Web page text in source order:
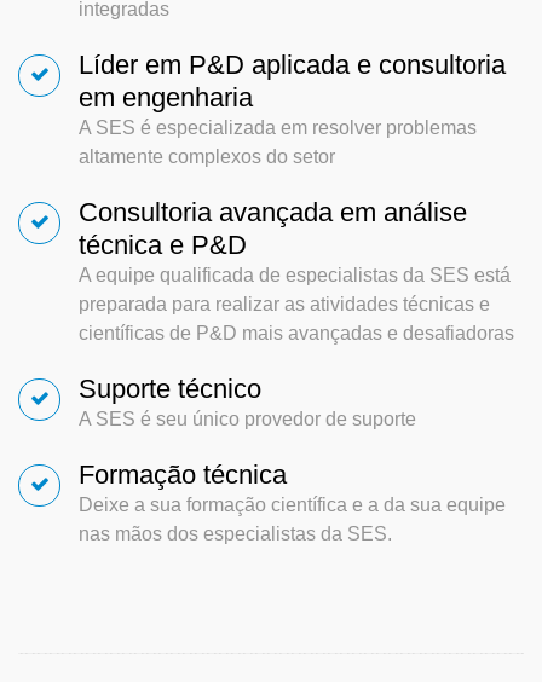
integradas
Líder em P&D aplicada e consultoria
em engenharia
A SES é especializada em resolver problemas
altamente complexos do setor
Consultoria avançada em análise
técnica e P&D
A equipe qualificada de especialistas da SES está
preparada para realizar as atividades técnicas e
científicas de P&D mais avançadas e desafiadoras
Suporte técnico
A SES é seu único provedor de suporte
Formação técnica
Deixe a sua formação científica e a da sua equipe
nas mãos dos especialistas da SES.